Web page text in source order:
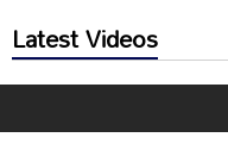
Latest Videos